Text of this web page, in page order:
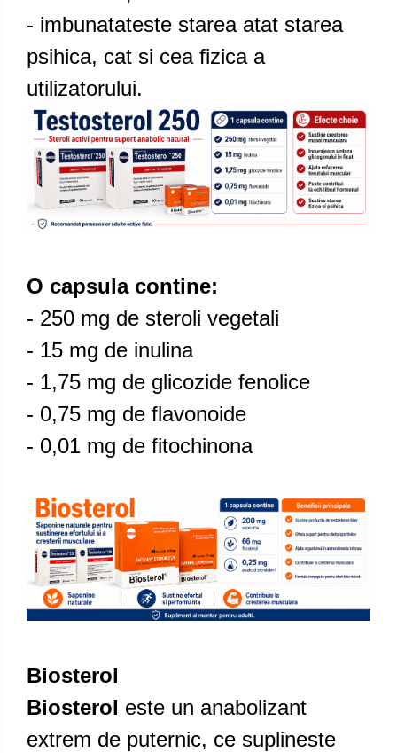
- imbunatateste starea atat starea
psihica, cat si cea fizica a
utilizatorului.
O capsula contine:
- 250 mg de steroli vegetali
- 15 mg de inulina
- 1,75 mg de glicozide fenolice
- 0,75 mg de flavonoide
- 0,01 mg de fitochinona
Biosterol
Biosterol este un anabolizant
extrem de puternic, ce suplineste